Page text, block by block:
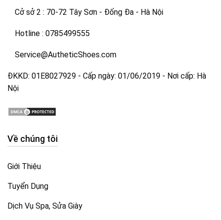
Cở sở 2 : 70-72 Tây Sơn - Đống Đa - Hà Nội
Hotline : 0785499555
Service@AutheticShoes.com
ĐKKD: 01E8027929 - Cấp ngày: 01/06/2019 - Nơi cấp: Hà
Nội
Về chúng tôi
Giới Thiệu
Tuyển Dụng
Dịch Vụ Spa, Sửa Giày